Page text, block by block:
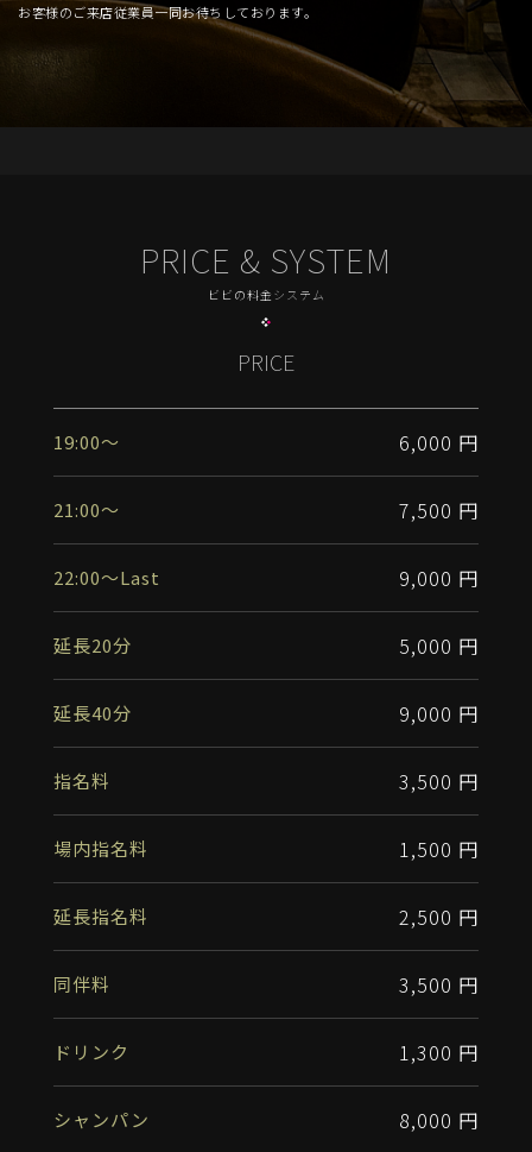
お客様のご来店従業員一同お待ちしております。
PRICE & SYSTEM
ビビの料金システム
PRICE
19:00〜 6,000 円
21:00〜 7,500 円
22:00〜Last 9,000 円
延長20分 5,000 円
延長40分 9,000 円
指名料 3,500 円
場内指名料 1,500 円
延長指名料 2,500 円
同伴料 3,500 円
ドリンク 1,300 円
シャンパン 8,000 円